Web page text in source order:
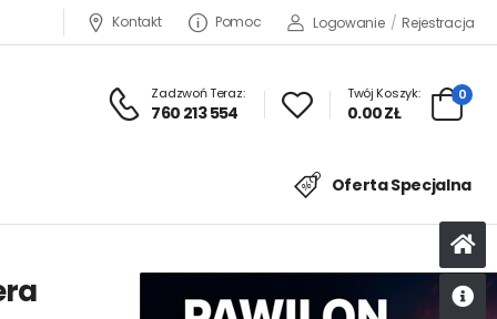
Kontakt Pomoc Logowanie / Rejestracja
Zadzwoń Teraz:
760 213 554
Twój Koszyk:
0.00 ZŁ
0
Oferta Specjalna